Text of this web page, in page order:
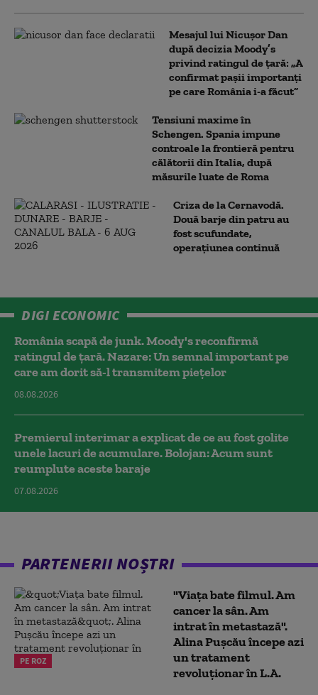
Mesajul lui Nicușor Dan
după decizia Moody’s
privind ratingul de țară: „A
confirmat pașii importanți
pe care România i-a făcut”
Tensiuni maxime în
Schengen. Spania impune
controale la frontieră pentru
călătorii din Italia, după
măsurile luate de Roma
Criza de la Cernavodă.
Două barje din patru au
fost scufundate,
operațiunea continuă
DIGI ECONOMIC
România scapă de junk. Moody's reconfirmă
ratingul de țară. Nazare: Un semnal important pe
care am dorit să-l transmitem piețelor
08.08.2026
Premierul interimar a explicat de ce au fost golite
unele lacuri de acumulare. Bolojan: Acum sunt
reumplute aceste baraje
07.08.2026
PARTENERII NOȘTRI
PE ROZ
"Viața bate filmul. Am
cancer la sân. Am
intrat în metastază".
Alina Pușcău începe azi
un tratament
revoluționar în L.A.